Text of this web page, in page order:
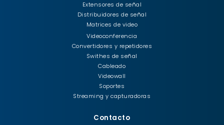
Extensores de señal
Distribuidores de señal
Matrices de video
Videoconferencia
Convertidores y repetidores
Swithes de señal
Cableado
Videowall
Soportes
Streaming y capturadoras
Contacto